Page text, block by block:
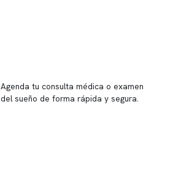
Agenda tu consulta médica o examen
del sueño de forma rápida y segura.